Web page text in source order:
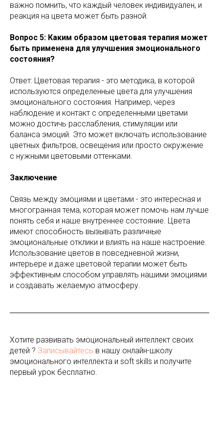
важно помнить, что каждый человек индивидуален, и
реакция на цвета может быть разной.
Вопрос 5: Каким образом цветовая терапия может
быть применена для улучшения эмоционального
состояния?
Ответ: Цветовая терапия - это методика, в которой
используются определенные цвета для улучшения
эмоционального состояния. Например, через
наблюдение и контакт с определенными цветами
можно достичь расслабления, стимуляции или
баланса эмоций. Это может включать использование
цветных фильтров, освещения или просто окружение
с нужными цветовыми оттенками.
Заключение
Связь между эмоциями и цветами - это интересная и
многогранная тема, которая может помочь нам лучше
понять себя и наше внутреннее состояние. Цвета
имеют способность вызывать различные
эмоциональные отклики и влиять на наше настроение.
Использование цветов в повседневной жизни,
интерьере и даже цветовой терапии может быть
эффективным способом управлять нашими эмоциями
и создавать желаемую атмосферу.
Хотите развивать эмоциональный интеллект своих
детей ? Записывайтесь в нашу онлайн-школу
эмоционального интеллекта и soft skills и получите
первый урок бесплатно.